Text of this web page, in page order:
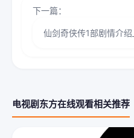
下一篇：
仙剑奇侠传1部剧情介
电视剧东方在线观看相关推荐